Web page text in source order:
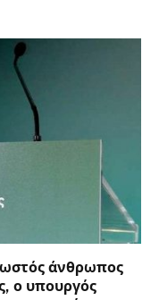
άνθρωπος
ο υπουργός